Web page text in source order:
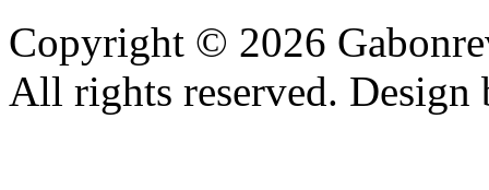
Copyright © 2026
All rights reserved.